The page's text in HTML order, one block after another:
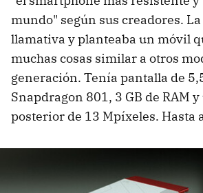
mundo" según sus creadores.
llamativa y planteaba un móvil
muchas cosas similar a otros
generación. Tenía pantalla de
Snapdragon 801, 3 GB de RAM
posterior de 13 Mpíxeles. Hasta